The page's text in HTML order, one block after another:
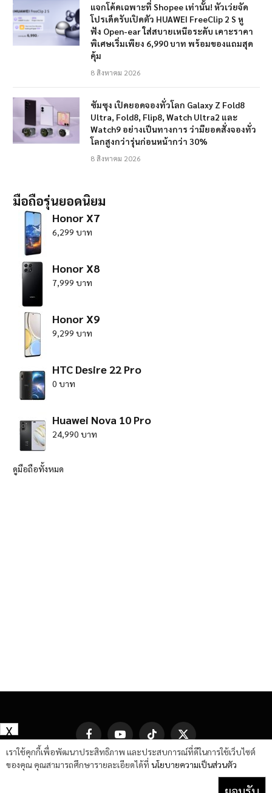
แจกโค้ดเฉพาะที่ Shopee เท่านั้น! หัวเว่ยจัด
โปรเด็ดรับเปิดตัว HUAWEI FreeClip 2 S หู
ฟัง Open-ear ใส่สบายเหนือระดับ เคาะราคา
พิเศษเริ่มเพียง 6,990 บาท พร้อมของแถมสุด
คุ้ม
8 สิงหาคม 2026
ซัมซุง เปิดยอดจองทั่วโลก Galaxy Z Fold8
Ultra, Fold8, Flip8, Watch Ultra2 และ
Watch9 อย่างเป็นทางการ ว่ามียอดสั่งจองทั่ว
โลกสูงกว่ารุ่นก่อนหน้ากว่า 30%
8 สิงหาคม 2026
มือถือรุ่นยอดนิยม
Honor X7
6,299 บาท
Honor X8
7,999 บาท
Honor X9
9,299 บาท
HTC Desire 22 Pro
0 บาท
Huawei Nova 10 Pro
24,990 บาท
ดูมือถือทั้งหมด
FacebookYouTube TikTok
X
(Twitter)
เราใช้คุกกี้เพื่อพัฒนาประสิทธิภาพ และประสบการณ์ที่ดีในการใช้เว็บไซต์
ของคุณ คุณสามารถศึกษารายละเอียดได้ที่ นโยบายความเป็นส่วนตัว
X